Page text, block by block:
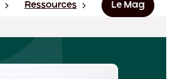
Ressources Le Mag